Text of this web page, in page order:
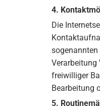
4.
Die
Verarbeitung
freiwilliger
Bearbeitung
5.